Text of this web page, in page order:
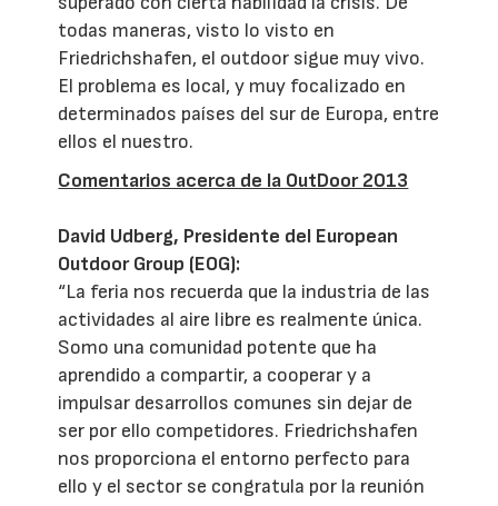
todas maneras, visto lo visto en
Friedrichshafen, el outdoor sigue muy vivo.
El problema es local, y muy focalizado en
determinados países del sur de Europa, entre
ellos el nuestro.
Comentarios acerca de la OutDoor 2013
David Udberg, Presidente del European
Outdoor Group (EOG):
“La feria nos recuerda que la industria de las
actividades al aire libre es realmente única.
Somo una comunidad potente que ha
aprendido a compartir, a cooperar y a
impulsar desarrollos comunes sin dejar de
ser por ello competidores. Friedrichshafen
nos proporciona el entorno perfecto para
ello y el sector se congratula por la reunión